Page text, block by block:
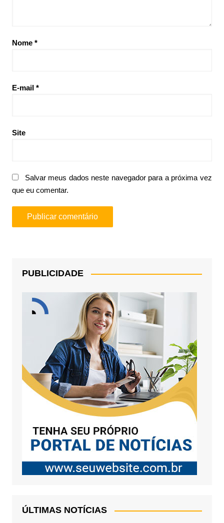
Nome *
E-mail *
Site
Salvar meus dados neste navegador para a próxima vez
que eu comentar.
PUBLICIDADE
ÚLTIMAS NOTÍCIAS